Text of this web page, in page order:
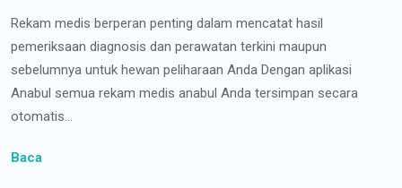
Rekam medis berperan penting dalam mencatat hasil
pemeriksaan diagnosis dan perawatan terkini maupun
sebelumnya untuk hewan peliharaan Anda Dengan aplikasi
Anabul semua rekam medis anabul Anda tersimpan secara
otomatis...
Baca